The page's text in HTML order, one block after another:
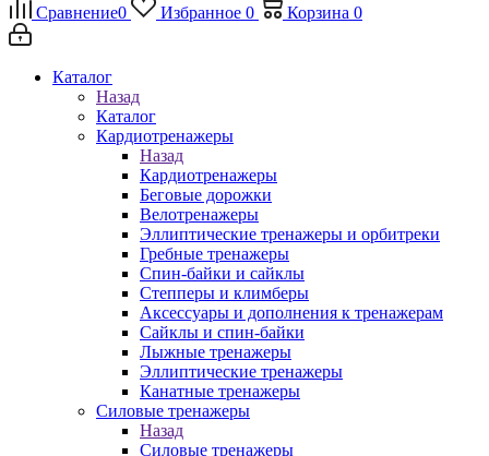
Сравнение0 Избранное 0 Корзина 0
Каталог
Назад
Каталог
Кардиотренажеры
Назад
Кардиотренажеры
Беговые дорожки
Велотренажеры
Эллиптические тренажеры и орбитреки
Гребные тренажеры
Спин-байки и сайклы
Степперы и климберы
Аксессуары и дополнения к тренажерам
Сайклы и спин-байки
Лыжные тренажеры
Эллиптические тренажеры
Канатные тренажеры
Силовые тренажеры
Назад
Силовые тренажеры